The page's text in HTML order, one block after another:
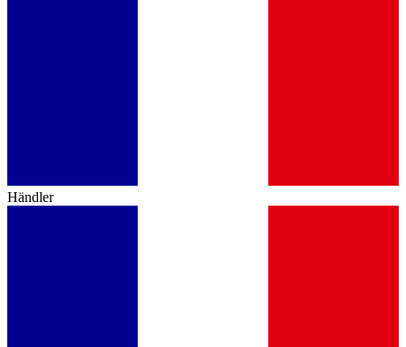
Händler